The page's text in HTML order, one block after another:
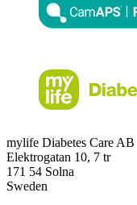
mylife Diabetes Care AB
Elektrogatan 10, 7 tr
171 54 Solna
Sweden